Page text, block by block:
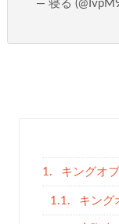
— 寝る
1. キングオ
1.1. キング